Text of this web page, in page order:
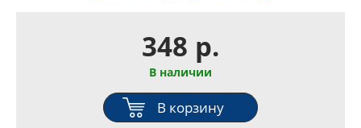
348 р.
В наличии
В корзину